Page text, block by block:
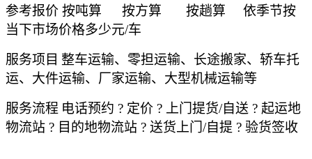
参考报价 按吨算 按方算 按趟算
依季节按
当下市场价格多少元/车
服务项目 整车运输、零担运输、长途搬家、轿车托
运、大件运输、厂家运输、大型机械运输等
服务流程 电话预约 ? 定价 ? 上门提货/自送 ? 起运地
物流站 ? 目的地物流站 ? 送货上门/自提 ? 验货签收